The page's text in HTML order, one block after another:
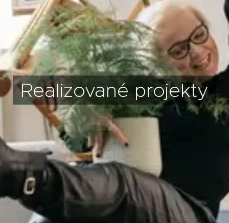
Realizované projekty